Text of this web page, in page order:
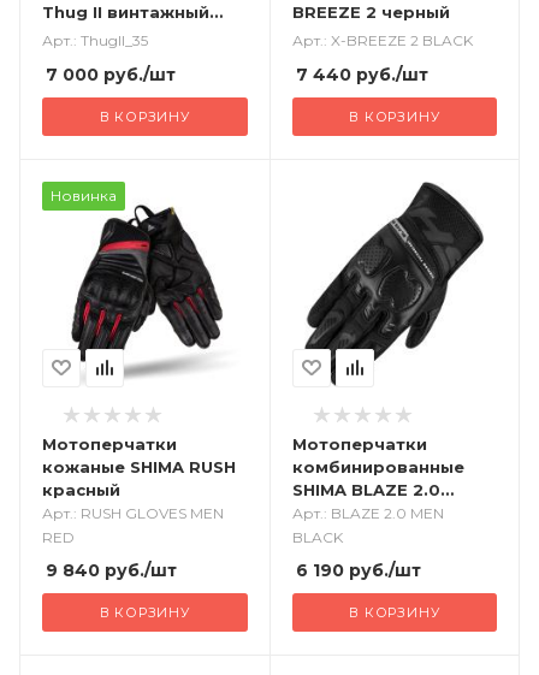
Thug II винтажный
коричневый
Арт.: ThugII_35
7 000 руб./шт
В КОРЗИНУ
BREEZE 2 черный
Арт.: X-BREEZE 2 BLACK
7 440руб./шт
В КОРЗИНУ
Новинка
Мотоперчатки
кожаные SHIMA RUSH
красный
Арт.: RUSH GLOVES MEN
RED
9 840 руб./шт
В КОРЗИНУ
Мотоперчатки
комбинированные
SHIMA BLAZE 2.0
черный
Арт.: BLAZE 2.0 MEN
BLACK
6 190руб./шт
В КОРЗИНУ